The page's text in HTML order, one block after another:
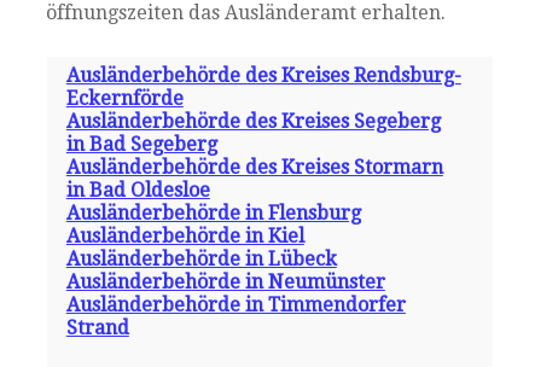
öffnungszeiten das Ausländeramt erhalten.
Ausländerbehörde des Kreises Rendsburg-
Eckernförde
Ausländerbehörde des Kreises Segeberg
in Bad Segeberg
Ausländerbehörde des Kreises Stormarn
in Bad Oldesloe
Ausländerbehörde in Flensburg
Ausländerbehörde in Kiel
Ausländerbehörde in Lübeck
Ausländerbehörde in Neumünster
Ausländerbehörde in Timmendorfer
Strand